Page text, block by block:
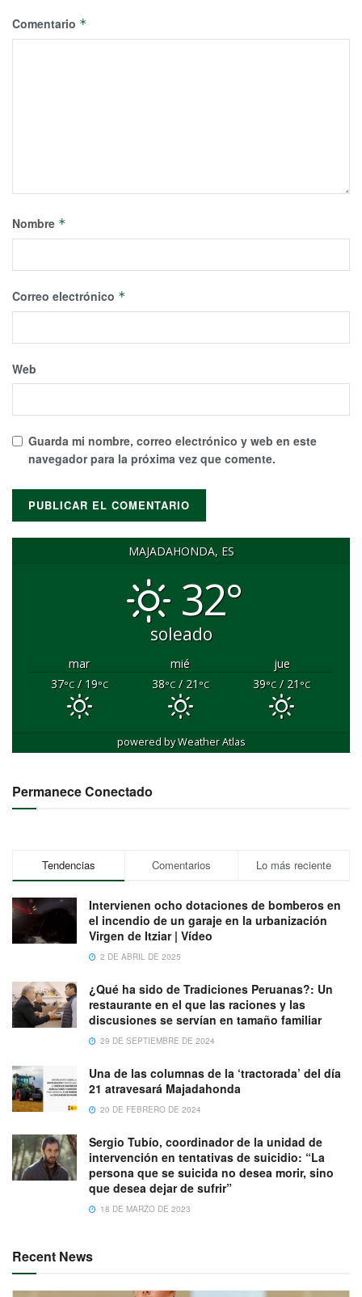
Comentario *
Nombre *
Correo electrónico *
Web
Guarda mi nombre, correo electrónico y web en este
navegador para la próxima vez que comente.
MAJADAHONDA, ES
32°
soleado
mar mié
jue
37°C/ 19°C 38°C/ 21 °C 39°C/ 21 °C
powered byWeather Atlas
Permanece Conectado
Tendencias Comentarios Lo más reciente
Intervienen ocho dotaciones de bomberos en
el incendio de un garaje en la urbanización
Virgen de Itziar | Vídeo
2 DE ABRIL DE 2025
¿Qué ha sido de Tradiciones Peruanas?: Un
restaurante en el que las raciones y las
discusiones se servían en tamaño familiar
29 DE SEPTIEMBRE DE 2024
Una de las columnas de la ‘tractorada’ del día
21 atravesará Majadahonda
20 DE FEBRERO DE 2024
Sergio Tubío, coordinador de la unidad de
intervención en tentativas de suicidio: “La
persona que se suicida no desea morir, sino
que desea dejar de sufrir”
18 DE MARZO DE 2023
Recent News